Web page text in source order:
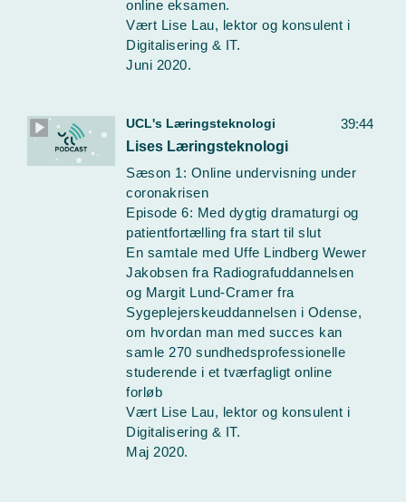
online eksamen.
Vært Lise Lau, lektor og konsulent i
Digitalisering & IT.
Juni 2020.
39:44
UCL's Læringsteknologi
Lises Læringsteknologi
Sæson 1: Online undervisning under
coronakrisen
Episode 6: Med dygtig dramaturgi og
patientfortælling fra start til slut
En samtale med Uffe Lindberg Wewer
Jakobsen fra Radiografuddannelsen
og Margit Lund-Cramer fra
Sygeplejerskeuddannelsen i Odense,
om hvordan man med succes kan
samle 270 sundhedsprofessionelle
studerende i et tværfagligt online
forløb
Vært Lise Lau, lektor og konsulent i
Digitalisering & IT.
Maj 2020.